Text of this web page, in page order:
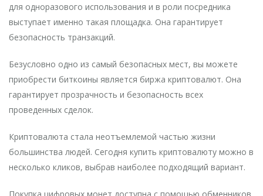
для одноразового использования и в роли посредника
выступает именно такая площадка. Она гарантирует
безопасность транзакций.
Безусловно одно из самый безопасных мест, вы можете
приобрести биткоины является биржа криптовалют. Она
гарантирует прозрачность и безопасность всех
проведенных сделок.
Криптовалюта стала неотъемлемой частью жизни
большинства людей. Сегодня купить криптовалюту можно в
несколько кликов, выбрав наиболее подходящий вариант.
Покупка цифровых монет доступна с помощью обменников,